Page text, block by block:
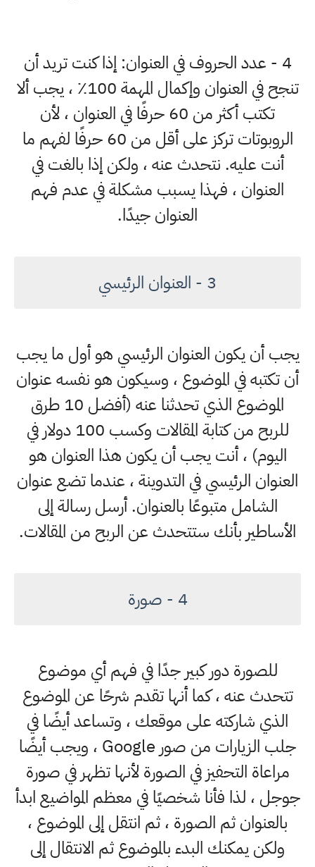
4 - عدد الحروف في العنوان: إذا كنت تريد أن
تنجح في العنوان وإكمال المهمة 100٪ ، يجب ألا
تكتب أكثر من 60 حرفًا في العنوان ، لأن
الروبوتات تركز على أقل من 60 حرفًا لفهم ما
أنت عليه. نتحدث عنه ، ولكن إذا بالغت في
العنوان ، فهذا يسبب مشكلة في عدم فهم
العنوان جيدًا.
3 - العنوان الرئيسي
يجب أن يكون العنوان الرئيسي هو أول ما يجب
أن تكتبه في الموضوع ، وسيكون هو نفسه عنوان
الموضوع الذي تحدثنا عنه (أفضل 10 طرق
للربح من كتابة المقالات وكسب 100 دولار في
اليوم) ، أنت يجب أن يكون هذا العنوان هو
العنوان الرئيسي في التدوينة ، عندما تضع عنوان
الشامل متبوعًا بالعنوان. أرسل رسالة إلى
الأساطير بأنك ستتحدث عن الربح من المقالات.
4 - صورة
للصورة دور كبير جدًا في فهم أي موضوع
تتحدث عنه ، كما أنها تقدم شرحًا عن الموضوع
الذي شاركته على موقعك ، وتساعد أيضًا في
جلب الزيارات من صور Google ، ويجب أيضًا
مراعاة التحفيز في الصورة لأنها تظهر في صورة
جوجل ، لذا فأنا شخصيًا في معظم المواضيع ابدأ
بالعنوان ثم الصورة ، ثم انتقل إلى الموضوع ،
ولكن يمكنك البدء بالموضوع ثم الانتقال إلى